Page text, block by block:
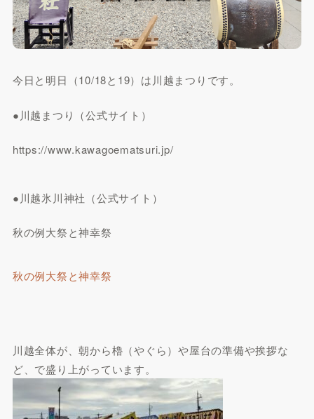
今日と明日（10/18と19）は川越まつりです。
●川越まつり（公式サイト）
https://www.kawagoematsuri.jp/
●川越氷川神社（公式サイト）
秋の例大祭と神幸祭
秋の例大祭と神幸祭
川越全体が、朝から櫓（やぐら）や屋台の準備や挨拶な
ど、で盛り上がっています。